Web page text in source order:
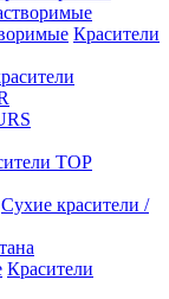
Красители
TOP
Сухие красители /
Красители